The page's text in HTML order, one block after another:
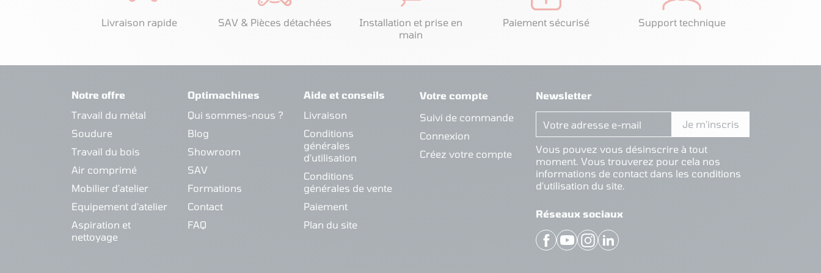
Livraison rapide SAV & Pièces détachées
Installation et prise en
main
Paiement sécurisé Support technique
Notre offre
Travail du métal
Soudure
Travail du bois
Air comprimé
Mobilier d'atelier
Equipement d'atelier
Aspiration et
nettoyage
Optimachines
Qui sommes-nous ?
Blog
Showroom
SAV
Formations
Contact
FAQ
Aide et conseils
Livraison
Conditions
générales
d'utilisation
Conditions
générales de vente
Paiement
Plan du site
Votre compte
Suivi de commande
Connexion
Créez votre compte
Newsletter
Vous pouvez vous désinscrire à tout
moment. Vous trouverez pour cela nos
informations de contact dans les conditions
d'utilisation du site.
Réseaux sociaux
FacebookYouTubeInstagram
LinkedIn